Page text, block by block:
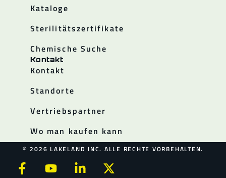
Kataloge
Sterilitätszertifikate
Chemische Suche
Kontakt
Kontakt
Standorte
Vertriebspartner
Wo man kaufen kann
© 2026 LAKELAND INC. ALLE RECHTE VORBEHALTEN.